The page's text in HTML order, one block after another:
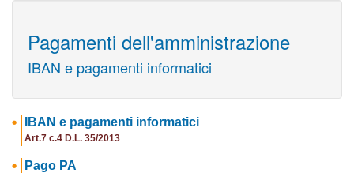
Pagamenti dell'amministrazione
IBAN e pagamenti informatici
IBAN e pagamenti informatici
Art.7 c.4 D.L. 35/2013
Pago PA